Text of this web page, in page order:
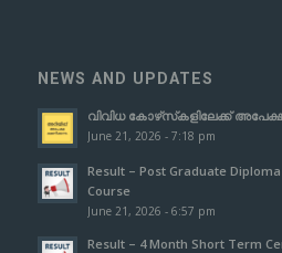
NEWS AND UPDATES
വിവിധ കോഴ്‌സ്‌കളിലേക്ക്
June 21, 2026 - 7:18 pm
Result – Post Graduate
Course
June 21, 2026 - 6:57 pm
Result – 4 Month Short Term